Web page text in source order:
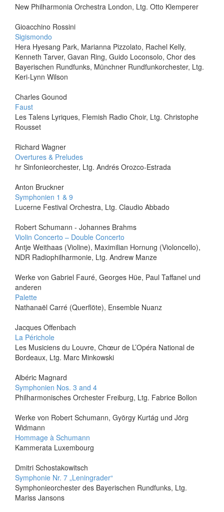
New Philharmonia Orchestra London, Ltg. Otto Klemperer
Gioacchino Rossini
Sigismondo
Hera Hyesang Park, Marianna Pizzolato, Rachel Kelly,
Kenneth Tarver, Gavan Ring, Guido Loconsolo, Chor des
Bayerischen Rundfunks, Münchner Rundfunkorchester, Ltg.
Keri-Lynn Wilson
Charles Gounod
Faust
Les Talens Lyriques, Flemish Radio Choir, Ltg. Christophe
Rousset
Richard Wagner
Overtures & Preludes
hr Sinfonieorchester, Ltg. Andrés Orozco-Estrada
Anton Bruckner
Symphonien 1 & 9
Lucerne Festival Orchestra, Ltg. Claudio Abbado
Robert Schumann - Johannes Brahms
Violin Concerto – Double Concerto
Antje Weithaas (Violine), Maximilian Hornung (Violoncello),
NDR Radiophilharmonie, Ltg. Andrew Manze
Werke von Gabriel Fauré, Georges Hüe, Paul Taffanel und
anderen
Palette
Nathanaël Carré (Querflöte), Ensemble Nuanz
Jacques Offenbach
La Périchole
Les Musiciens du Louvre, Chœur de L’Opéra National de
Bordeaux, Ltg. Marc Minkowski
Albéric Magnard
Symphonien Nos. 3 and 4
Philharmonisches Orchester Freiburg, Ltg. Fabrice Bollon
Werke von Robert Schumann, György Kurtág und Jörg
Widmann
Hommage à Schumann
Kammerata Luxembourg
Dmitri Schostakowitsch
Symphonie Nr. 7 „Leningrader“
Symphonieorchester des Bayerischen Rundfunks, Ltg.
Mariss Jansons